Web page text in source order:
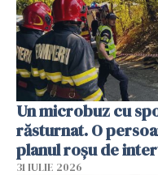
Un microbuz cu
răsturnat. O
planul roșu de
31 IULIE 2026